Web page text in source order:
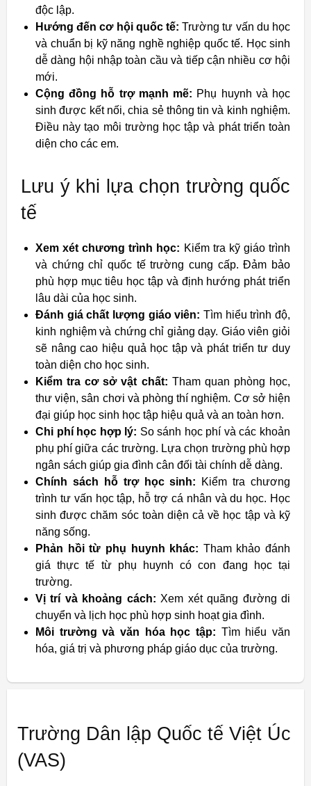
độc lập.
Hướng đến cơ hội quốc tế: Trường tư vấn du học
và chuẩn bị kỹ năng nghề nghiệp quốc tế. Học sinh
dễ dàng hội nhập toàn cầu và tiếp cận nhiều cơ hội
mới.
Cộng đồng hỗ trợ mạnh mẽ: Phụ huynh và học
sinh được kết nối, chia sẻ thông tin và kinh nghiệm.
Điều này tạo môi trường học tập và phát triển toàn
diện cho các em.
Lưu ý khi lựa chọn trường quốc
tế
Xem xét chương trình học: Kiểm tra kỹ giáo trình
và chứng chỉ quốc tế trường cung cấp. Đảm bảo
phù hợp mục tiêu học tập và định hướng phát triển
lâu dài của học sinh.
Đánh giá chất lượng giáo viên: Tìm hiểu trình độ,
kinh nghiệm và chứng chỉ giảng dạy. Giáo viên giỏi
sẽ nâng cao hiệu quả học tập và phát triển tư duy
toàn diện cho học sinh.
Kiểm tra cơ sở vật chất: Tham quan phòng học,
thư viện, sân chơi và phòng thí nghiệm. Cơ sở hiện
đại giúp học sinh học tập hiệu quả và an toàn hơn.
Chi phí học hợp lý: So sánh học phí và các khoản
phụ phí giữa các trường. Lựa chọn trường phù hợp
ngân sách giúp gia đình cân đối tài chính dễ dàng.
Chính sách hỗ trợ học sinh: Kiểm tra chương
trình tư vấn học tập, hỗ trợ cá nhân và du học. Học
sinh được chăm sóc toàn diện cả về học tập và kỹ
năng sống.
Phản hồi từ phụ huynh khác: Tham khảo đánh
giá thực tế từ phụ huynh có con đang học tại
trường.
Vị trí và khoảng cách: Xem xét quãng đường di
chuyển và lịch học phù hợp sinh hoạt gia đình.
Môi trường và văn hóa học tập: Tìm hiểu văn
hóa, giá trị và phương pháp giáo dục của trường.
Trường Dân lập Quốc tế Việt Úc
(VAS)